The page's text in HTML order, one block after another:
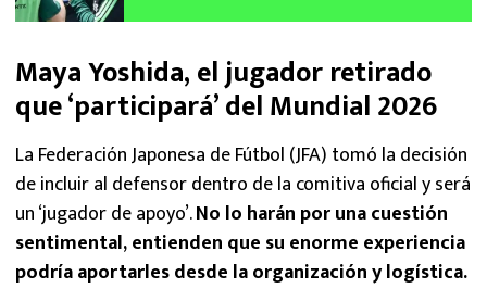
Maya Yoshida, el jugador retirado
que ‘participará’ del Mundial 2026
La Federación Japonesa de Fútbol (JFA) tomó la decisión
de incluir al defensor dentro de la comitiva oficial y será
un ‘jugador de apoyo’.No lo harán por una cuestión
sentimental, entienden que su enorme experiencia
podría aportarles desde la organización y logística.